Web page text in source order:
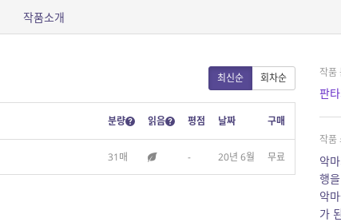
작품소개
최신순 회차순
분량 읽음 평점 날짜 구매
31매 - 20년 6월 무료
작품
판
작품
악
행
악
가